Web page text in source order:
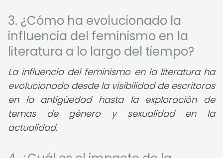
3. ¿Cómo ha evolucionado la
influencia del feminismo en la
literatura a lo largo del tiempo?
La influencia del feminismo en la literatura ha
evolucionado desde la visibilidad de escritoras
en la antigüedad hasta la exploración de
temas de género y sexualidad en la
actualidad.